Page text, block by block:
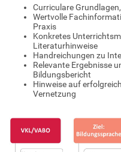
Curriculare
Wertvolle
Praxis
Konkretes
Literaturhinweise
Handreichungen zu
Relevante Ergebnisse
Bildungsbericht
Hinweise auf
Vernetzung